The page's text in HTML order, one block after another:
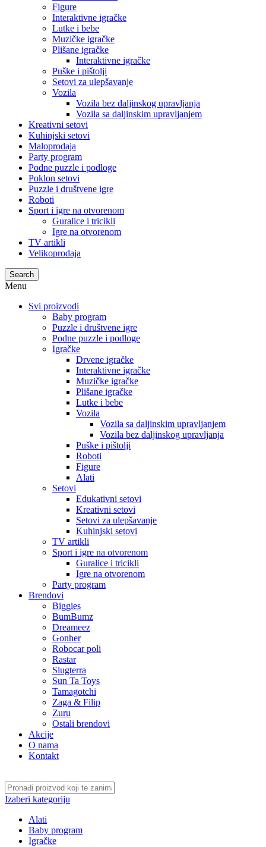
Figure
Interaktivne igračke
Lutke i bebe
Muzičke igračke
Plišane igračke
Interaktivne igračke
Puške i pištolji
Setovi za ulepšavanje
Vozila
Vozila bez daljinskog upravljanja
Vozila sa daljinskim upravljanjem
Kreativni setovi
Kuhinjski setovi
Maloprodaja
Party program
Podne puzzle i podloge
Poklon setovi
Puzzle i društvene igre
Roboti
Sport i igre na otvorenom
Guralice i tricikli
Igre na otvorenom
TV artikli
Velikoprodaja
Search
Menu
Svi proizvodi
Baby program
Puzzle i društvene igre
Podne puzzle i podloge
Igračke
Drvene igračke
Interaktivne igračke
Muzičke igračke
Plišane igračke
Lutke i bebe
Vozila
Vozila sa daljinskim upravljanjem
Vozila bez daljinskog upravljanja
Puške i pištolji
Roboti
Figure
Alati
Setovi
Edukativni setovi
Kreativni setovi
Setovi za ulepšavanje
Kuhinjski setovi
TV artikli
Sport i igre na otvorenom
Guralice i tricikli
Igre na otvorenom
Party program
Brendovi
Biggies
BumBumz
Dreameez
Gonher
Robocar poli
Rastar
Slugterra
Sun Ta Toys
Tamagotchi
Zaga & Filip
Zuru
Ostali brendovi
Akcije
O nama
Kontakt
Izaberi kategoriju
Alati
Baby program
Igračke